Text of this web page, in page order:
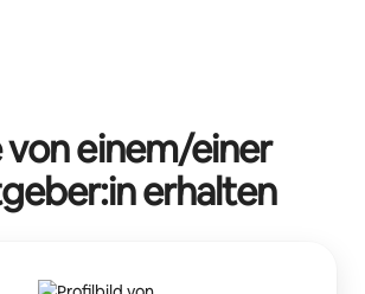
von einem/einer
erhalten